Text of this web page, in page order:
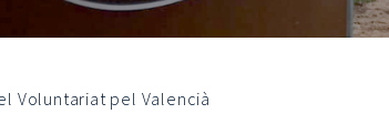
Voluntariat pel Valencià